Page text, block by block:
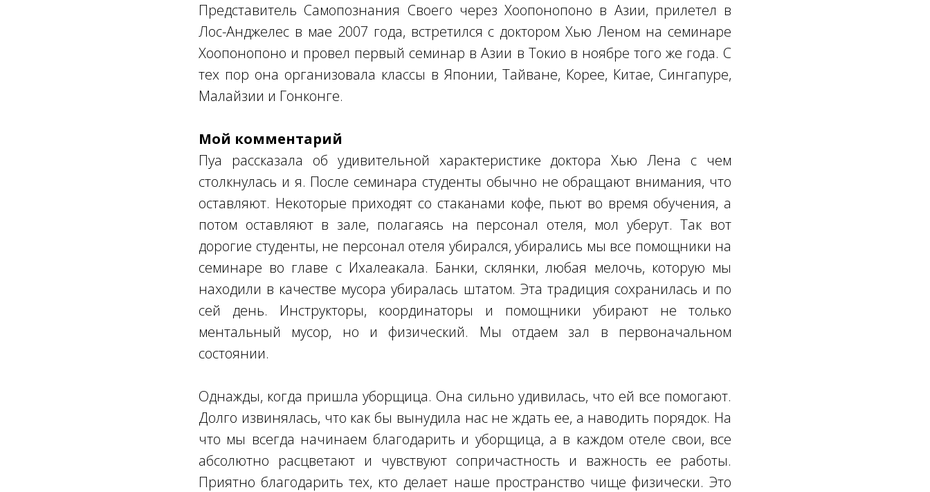
Представитель Самопознания Своего через Хоопонопоно в Азии, прилетел в
Лос-Анджелес в мае 2007 года, встретился с доктором Хью Леном на семинаре
Хоопонопоно и провел первый семинар в Азии в Токио в ноябре того же года. С
тех пор она организовала классы в Японии, Тайване, Корее, Китае, Сингапуре,
Малайзии и Гонконге.
Мой комментарий
Пуа рассказала об удивительной характеристике доктора Хью Лена с чем
столкнулась и я. После семинара студенты обычно не обращают внимания, что
оставляют. Некоторые приходят со стаканами кофе, пьют во время обучения, а
потом оставляют в зале, полагаясь на персонал отеля, мол уберут. Так вот
дорогие студенты, не персонал отеля убирался, убирались мы все помощники на
семинаре во главе с Ихалеакала. Банки, склянки, любая мелочь, которую мы
находили в качестве мусора убиралась штатом. Эта традиция сохранилась и по
сей день. Инструкторы, координаторы и помощники убирают не только
ментальный мусор, но и физический. Мы отдаем зал в первоначальном
состоянии.
Однажды, когда пришла уборщица. Она сильно удивилась, что ей все помогают.
Долго извинялась, что как бы вынудила нас не ждать ее, а наводить порядок. На
что мы всегда начинаем благодарить и уборщица, а в каждом отеле свои, все
абсолютно расцветают и чувствуют сопричастность и важность ее работы.
Приятно благодарить тех, кто делает наше пространство чище физически. Это